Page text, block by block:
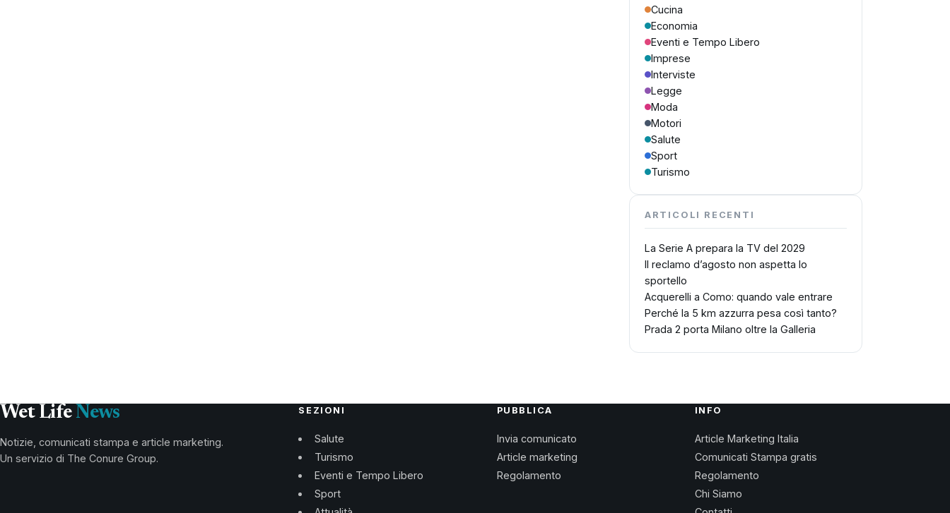
Cucina
Economia
Eventi e Tempo Libero
Imprese
Interviste
Legge
Moda
Motori
Salute
Sport
Turismo
ARTICOLI RECENTI
La Serie A prepara la TV del 2029
Il reclamo d’agosto non aspetta lo
sportello
Acquerelli a Como: quando vale entrare
Perché la 5 km azzurra pesa così tanto?
Prada 2 porta Milano oltre la Galleria
Wet Life News
Notizie, comunicati stampa e article marketing.
Un servizio di The Conure Group.
SEZIONI
Salute
Turismo
Eventi e Tempo Libero
Sport
PUBBLICA
Invia comunicato
Article marketing
Regolamento
INFO
Article Marketing Italia
Comunicati Stampa gratis
Regolamento
Chi Siamo